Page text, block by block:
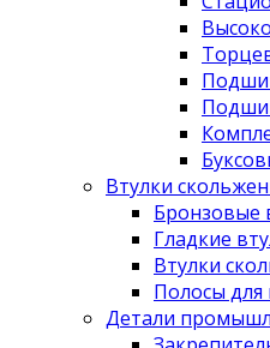
Втулки
Бронзовые
Гладкие
Втулки
Полосы для
Детали